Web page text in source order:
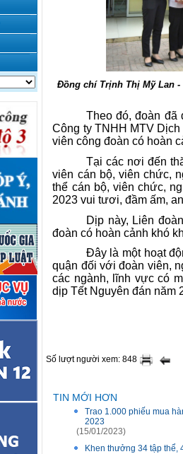
Đồng chí Trịnh Thị Mỹ Lan -
Theo đó, đoàn đã
Công ty TNHH MTV
viên công đoàn có hoàn
Tại các nơi đến
viên cán bộ, viên chức,
thể cán bộ, viên chức,
2023 vui tươi, đầm ấm,
Dịp này, Liên
đoàn có hoàn cảnh khó
Đây là một hoạt
quận đối với đoàn viên,
các ngành, lĩnh vực có
dịp Tết Nguyên đán năm
Số lượt người xem: 848
TIN MỚI HƠN
Trao 1.000 phiếu mua
2023
(15/01/2023)
Khen thưởng 34 tập thể,